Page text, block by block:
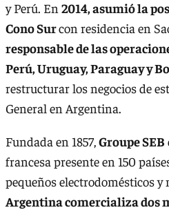
y Perú. En 2014, asumió la
Cono Surcon residencia en
responsable de las
Perú, Uruguay, Paraguay y
restructurar los negocios de
General en Argentina.
Fundada en 1857,Groupe SEB
francesa presente en 150
pequeños electrodomésticos y
Argentina comercializa dos